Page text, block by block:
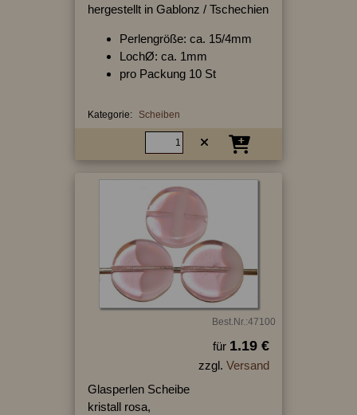
hergestellt in Gablonz / Tschechien
Perlengröße: ca. 15/4mm
LochØ: ca. 1mm
pro Packung 10 St
Kategorie: Scheiben
Best.Nr.:47100
für 1.19 €
zzgl. Versand
Glasperlen Scheibe
kristall rosa,